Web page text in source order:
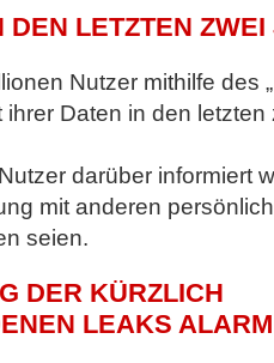
DEN LETZTEN
Nutzer mithilfe des
ihrer Daten in den
darüber informiert
mit anderen
seien.
DER KÜRZLICH B
LEAKS